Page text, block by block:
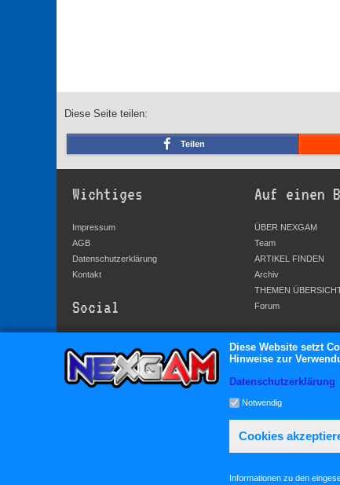
Diese Seite teilen:
Teilen
Wichtiges
Impressum
AGB
Datenschutzerklärung
Kontakt
Social
Facebook
Twitter
Auf einen
ÜBER NEXGAM
Team
ARTIKEL FINDEN
Archiv
THEMEN
Forum
Diese Website setzt
Hinweise zur
Datenschutzerklärung
Notwendig
Cookies
Informationen zu den